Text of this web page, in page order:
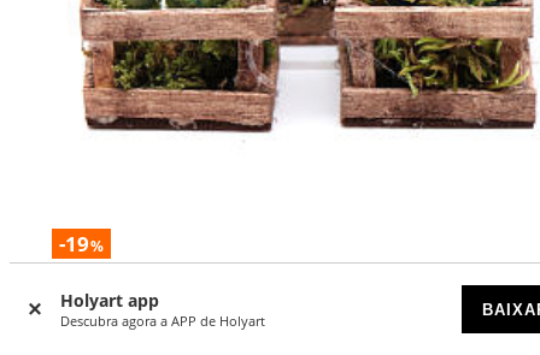
Holyart app
Descubra agora a APP de Holyart
-19%
Caixas melancias e melões para bricolagem presépio 3
DISPONÍVEL